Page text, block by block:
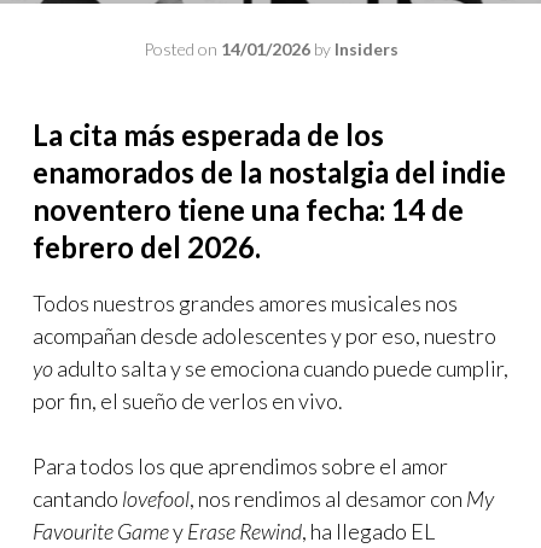
Posted on 14/01/2026by Insiders
La cita más esperada de los
enamorados de la nostalgia del indie
noventero tiene una fecha: 14 de
febrero del 2026.
Todos nuestros grandes amores musicales nos
acompañan desde adolescentes y por eso, nuestro
yoadulto salta y se emociona cuando puede cumplir,
por fin, el sueño de verlos en vivo.
Para todos los que aprendimos sobre el amor
cantando lovefool, nos rendimos al desamor con My
Favourite GameyErase Rewind, ha llegado EL